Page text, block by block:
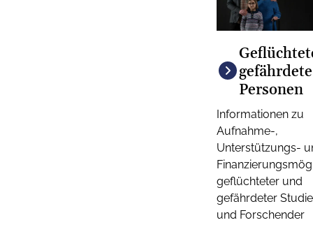
gefährdete
Personen
Informationen zu
Aufnahme-,
Unterstützungs-
geflüchteter und
gefährdeter
und Forschender